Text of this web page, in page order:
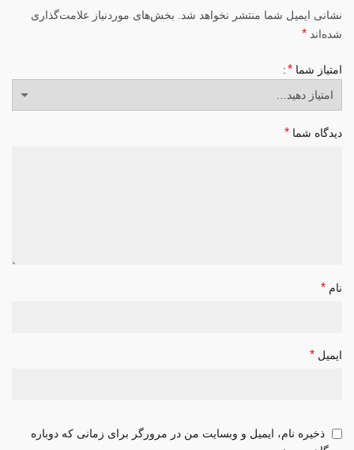
نشانی ایمیل شما منتشر نخواهد شد.
بخش‌های موردنیاز علامت‌گذاری
شده‌اند *
امتیاز شما *
دیدگاه شما *
نام *
ایمیل *
ذخیره نام، ایمیل و وبسایت من در مرورگر برای زمانی که دوباره